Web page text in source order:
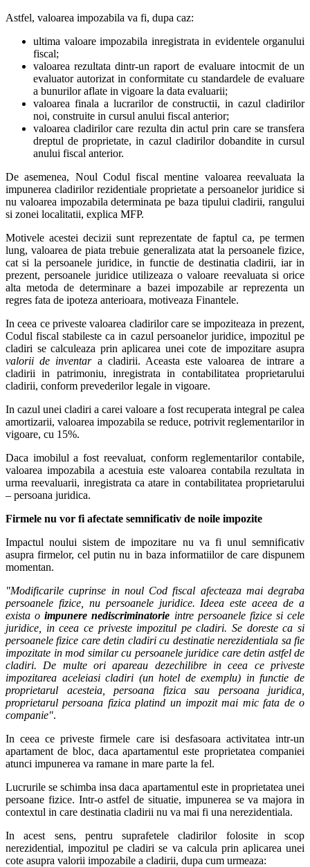
Astfel, valoarea impozabila va fi, dupa caz:
ultima valoare impozabila inregistrata in evidentele organului
fiscal;
valoarea rezultata dintr-un raport de evaluare intocmit de un
evaluator autorizat in conformitate cu standardele de evaluare
a bunurilor aflate in vigoare la data evaluarii;
valoarea finala a lucrarilor de constructii, in cazul cladirilor
noi, construite in cursul anului fiscal anterior;
valoarea cladirilor care rezulta din actul prin care se transfera
dreptul de proprietate, in cazul cladirilor dobandite in cursul
anului fiscal anterior.
De asemenea, Noul Codul fiscal mentine valoarea reevaluata la
impunerea cladirilor rezidentiale proprietate a persoanelor juridice si
nu valoarea impozabila determinata pe baza tipului cladirii, rangului
si zonei localitatii, explica MFP.
Motivele acestei decizii sunt reprezentate de faptul ca, pe termen
lung, valoarea de piata trebuie generalizata atat la persoanele fizice,
cat si la persoanele juridice, in functie de destinatia cladirii, iar in
prezent, persoanele juridice utilizeaza o valoare reevaluata si orice
alta metoda de determinare a bazei impozabile ar reprezenta un
regres fata de ipoteza anterioara, motiveaza Finantele.
In ceea ce priveste valoarea cladirilor care se impoziteaza in prezent,
Codul fiscal stabileste ca in cazul persoanelor juridice, impozitul pe
cladiri se calculeaza prin aplicarea unei cote de impozitare asupra
valorii de inventara cladirii. Aceasta este valoarea de intrare a
cladirii in patrimoniu, inregistrata in contabilitatea proprietarului
cladirii, conform prevederilor legale in vigoare.
In cazul unei cladiri a carei valoare a fost recuperata integral pe calea
amortizarii, valoarea impozabila se reduce, potrivit reglementarilor in
vigoare, cu 15%.
Daca imobilul a fost reevaluat, conform reglementarilor contabile,
valoarea impozabila a acestuia este valoarea contabila rezultata in
urma reevaluarii, inregistrata ca atare in contabilitatea proprietarului
– persoana juridica.
Firmele nu vor fi afectate semnificativ de noile impozite
Impactul noului sistem de impozitare nu va fi unul semnificativ
asupra firmelor, cel putin nu in baza informatiilor de care dispunem
momentan.
"Modificarile cuprinse in noul Cod fiscal afecteaza mai degraba
persoanele fizice, nu persoanele juridice. Ideea este aceea de a
exista oimpunere nediscriminatorie intre persoanele fizice si cele
juridice, in ceea ce priveste impozitul pe cladiri. Se doreste ca si
persoanele fizice care detin cladiri cu destinatie nerezidentiala sa fie
impozitate in mod similar cu persoanele juridice care detin astfel de
cladiri. De multe ori apareau dezechilibre in ceea ce priveste
impozitarea aceleiasi cladiri (un hotel de exemplu) in functie de
proprietarul acesteia, persoana fizica sau persoana juridica,
proprietarul persoana fizica platind un impozit mai mic fata de o
companie".
In ceea ce priveste firmele care isi desfasoara activitatea intr-un
apartament de bloc, daca apartamentul este proprietatea companiei
atunci impunerea va ramane in mare parte la fel.
Lucrurile se schimba insa daca apartamentul este in proprietatea unei
persoane fizice. Intr-o astfel de situatie, impunerea se va majora in
contextul in care destinatia cladirii nu va mai fi una nerezidentiala.
In acest sens, pentru suprafetele cladirilor folosite in scop
nerezidential, impozitul pe cladiri se va calcula prin aplicarea unei
cote asupra valorii impozabile a cladirii, dupa cum urmeaza: